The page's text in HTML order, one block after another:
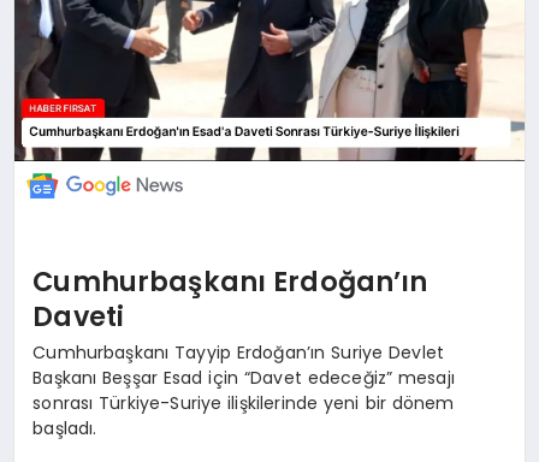
Cumhurbaşkanı Erdoğan’ın
Daveti
Cumhurbaşkanı Tayyip Erdoğan’ın Suriye Devlet
Başkanı Beşşar Esad için “Davet edeceğiz” mesajı
sonrası Türkiye-Suriye ilişkilerinde yeni bir dönem
başladı.